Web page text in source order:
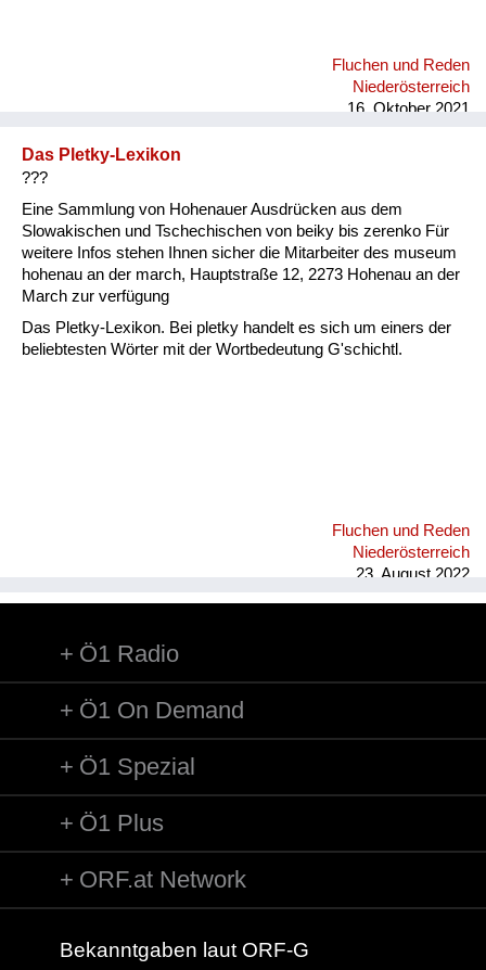
Fluchen und Reden
Niederösterreich
16. Oktober 2021
Das Pletky-Lexikon
???
Eine Sammlung von Hohenauer Ausdrücken aus dem
Slowakischen und Tschechischen von beiky bis zerenko Für
weitere Infos stehen Ihnen sicher die Mitarbeiter des museum
hohenau an der march, Hauptstraße 12, 2273 Hohenau an der
March zur verfügung
Das Pletky-Lexikon. Bei pletky handelt es sich um einers der
beliebtesten Wörter mit der Wortbedeutung G'schichtl.
Fluchen und Reden
Niederösterreich
23. August 2022
Ö1 Radio
Ö1 On Demand
Ö1 Spezial
Ö1 Plus
ORF.at Network
Bekanntgaben laut ORF-G